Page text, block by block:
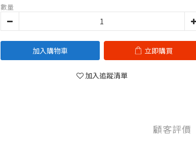
數量
加入購物車 立即購買
加入追蹤清單
顧客評價